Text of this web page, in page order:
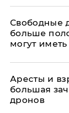
Свободные
больше
могут
Аресты и
большая
дронов